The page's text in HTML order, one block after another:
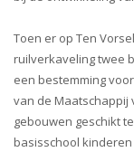
Toen er op Ten
ruilverkaveling twee
een bestemming
van de Maatschappij
gebouwen geschikt
basisschool